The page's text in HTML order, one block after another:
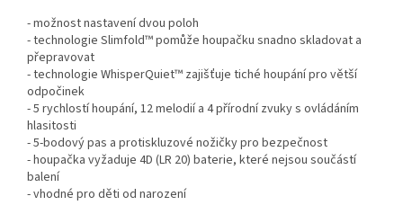
- možnost nastavení dvou poloh
- technologie Slimfold™ pomůže houpačku snadno skladovat a
přepravovat
- technologie WhisperQuiet™ zajišťuje tiché houpání pro větší
odpočinek
- 5 rychlostí houpání, 12 melodií a 4 přírodní zvuky s ovládáním
hlasitosti
- 5-bodový pas a protiskluzové nožičky pro bezpečnost
- houpačka vyžaduje 4D (LR 20) baterie, které nejsou součástí
balení
- vhodné pro děti od narození